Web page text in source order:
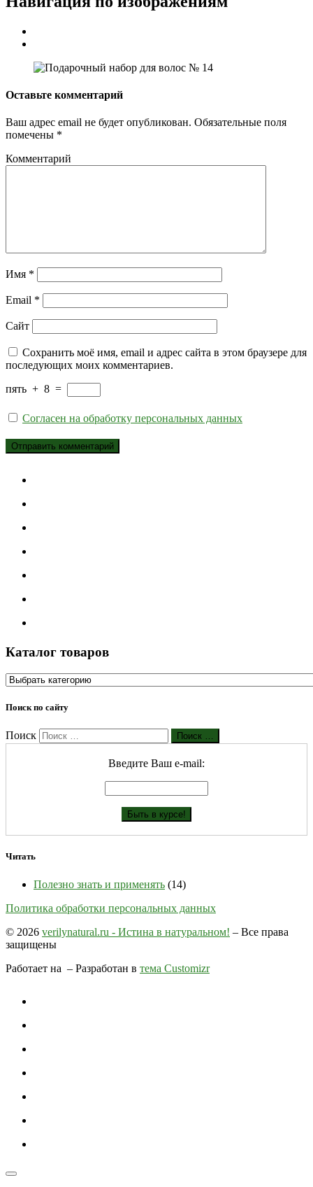
Оставьте комментарий
Ваш адрес email не будет опубликован. Обязательные поля
помечены *
Комментарий
Имя *
Email *
Сайт
Сохранить моё имя, email и адрес сайта в этом браузере для
последующих моих комментариев.
пять + 8 =
Согласен на обработку персональных данных
Каталог товаров
Поиск по сайту
Поиск Поиск …
Введите Ваш е-mail:
Читать
Полезно знать и применять (14)
Политика обработки персональных данных
© 2026 verilynatural.ru - Истина в натуральном! – Все права
защищены
Работает на – Разработан в тема Customizr